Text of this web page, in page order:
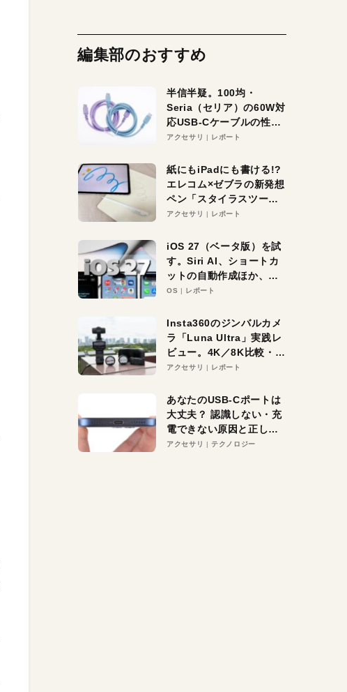
編集部のおすすめ
半信半疑。100均・
Seria（セリア）の60W対
応USB-Cケーブルの性能
を検証。超コスパの1本を
アクセサリ レポート
紙にもiPadにも書ける!?
エレコム×ゼブラの新発想
ペン「スタイラスツーウ
ェイ」レビュー。持ち替
アクセサリ レポート
iOS 27（ベータ版）を試
す。Siri AI、ショートカ
ットの自動作成ほか、期
待大の便利機能5選。
る未来はすぐそこ！
OS レポート
Insta360のジンバルカメ
ラ「Luna Ultra」実践レ
ビュー。4K／8K比較・ズ
ーム・夜間撮影をチェッ
アクセサリ レポート
あなたのUSB-Cポートは
大丈夫？ 認識しない・充
電できない原因と正しい
対策
アクセサリ テクノロジー